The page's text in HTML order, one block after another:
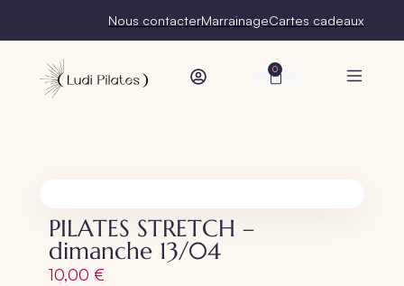
Nous contacterMarrainageCartes cadeaux
0
PILATES STRETCH –
dimanche 13/04
10,00 €